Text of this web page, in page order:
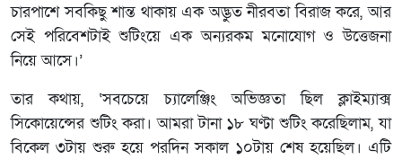
চারপাশে সবকিছু শান্ত থাকায় এক অদ্ভুত নীরবতা বিরাজ করে, আর
সেই পরিবেশটাই শুটিংয়ে এক অন্যরকম মনোযোগ ও উত্তেজনা
নিয়ে আসে।’
তার কথায়, ‘সবচেয়ে চ্যালেঞ্জিং অভিজ্ঞতা ছিল ক্লাইম্যাক্স
সিকোয়েন্সের শুটিং করা। আমরা টানা ১৮ ঘণ্টা শুটিং করেছিলাম, যা
বিকেল ৩টায় শুরু হয়ে পরদিন সকাল ১০টায় শেষ হয়েছিল। এটি